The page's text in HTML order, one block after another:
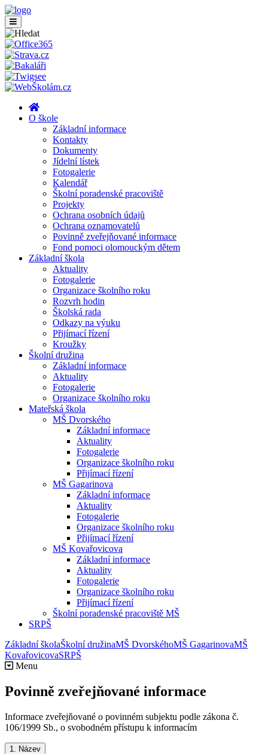
O škole
Základní informace
Kontakty
Dokumenty
Jídelní lístek
Fotogalerie
Kalendář
Školní poradenské pracoviště
Projekty
Ochrana osobních údajů
Ochrana oznamovatelů
Povinně zveřejňované informace
Fond pomoci olomouckým dětem
Základní škola
Aktuality
Fotogalerie
Organizace školního roku
Rozvrh hodin
Školská rada
Odkazy na výuku
Přijímací řízení
Kroužky
Školní družina
Základní informace
Aktuality
Fotogalerie
Organizace školního roku
Mateřská škola
MŠ Dvorského
Základní informace
Aktuality
Fotogalerie
Organizace školního roku
Přijímací řízení
MŠ Gagarinova
Základní informace
Aktuality
Fotogalerie
Organizace školního roku
Přijímací řízení
MŠ Kovařovicova
Základní informace
Aktuality
Fotogalerie
Organizace školního roku
Přijímací řízení
Školní poradenské pracoviště MŠ
SRPŠ
Základní školaŠkolní družinaMŠ DvorskéhoMŠ GagarinovaMŠ
KovařovicovaSRPŠ
Menu
Povinně zveřejňované informace
Informace zveřejňované o povinném subjektu podle zákona č.
106/1999 Sb., o svobodném přístupu k informacím
1. Název